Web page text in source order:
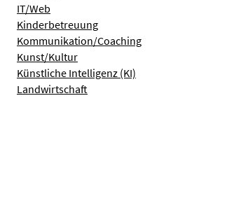
IT/Web
Kinderbetreuung
Kommunikation/Coaching
Kunst/Kultur
Künstliche Intelligenz (KI)
Landwirtschaft